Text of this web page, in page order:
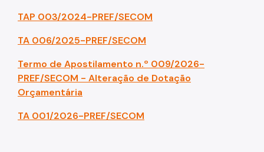
TAP 003/2024-PREF/SECOM
TA 006/2025-PREF/SECOM
Termo de Apostilamento n.º 009/2026-
PREF/SECOM - Alteração de Dotação
Orçamentária
TA 001/2026-PREF/SECOM